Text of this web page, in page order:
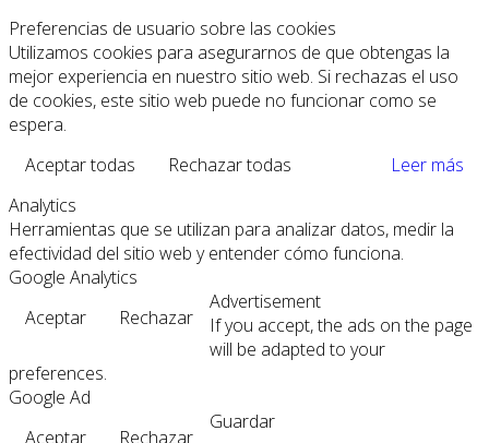
Preferencias de usuario sobre las cookies
Utilizamos cookies para asegurarnos de que obtengas la
mejor experiencia en nuestro sitio web. Si rechazas el uso
de cookies, este sitio web puede no funcionar como se
espera.
Aceptar todas
Rechazar todas
Leer más
Analytics
Herramientas que se utilizan para analizar datos, medir la
efectividad del sitio web y entender cómo funciona.
Google Analytics
Aceptar
Rechazar
Advertisement
If you accept, the ads on the page
will be adapted to your
preferences.
Google Ad
Aceptar
Rechazar
Guardar